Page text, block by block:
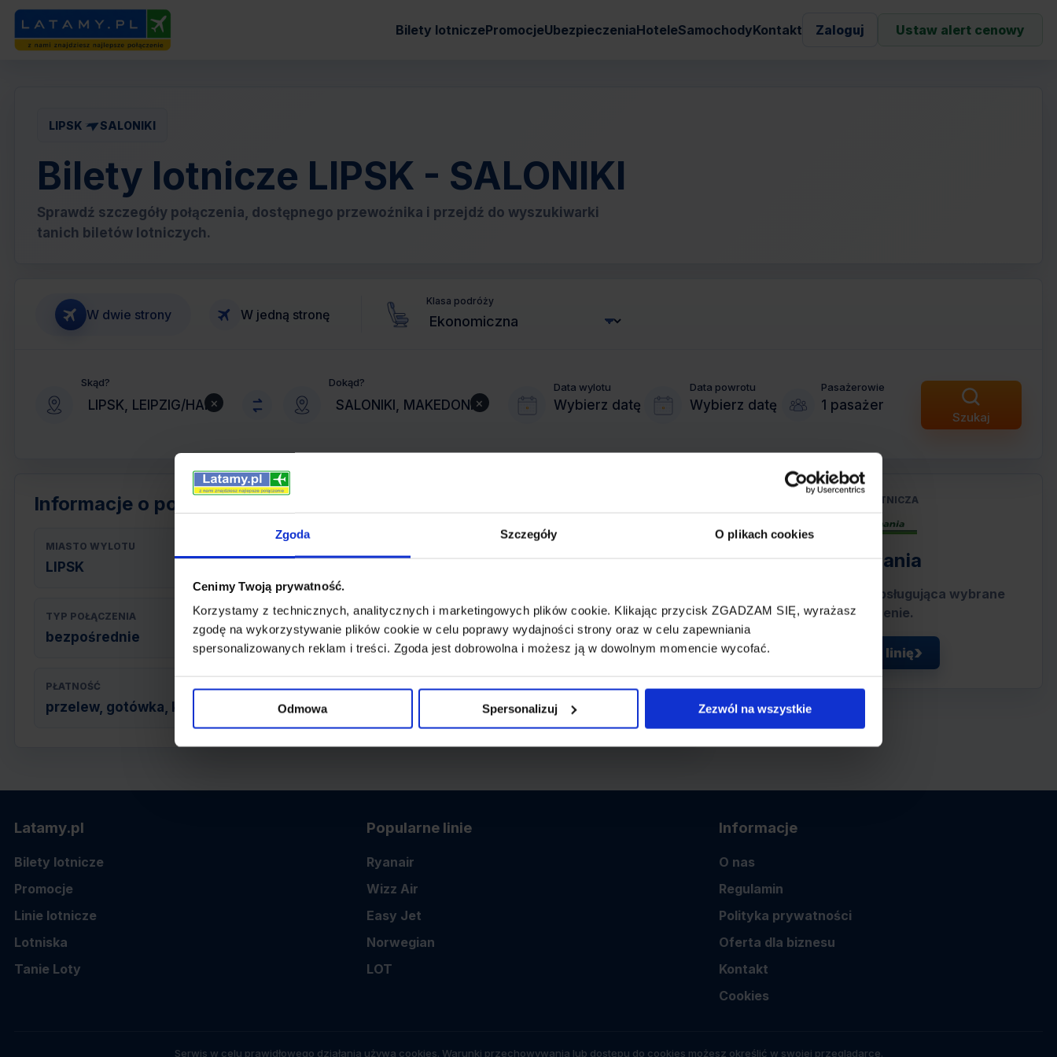
Zgoda Szczegóły O plikach cookies
Cenimy Twoją prywatność.
Korzystamy z technicznych, analitycznych i marketingowych plików cookie. Klikając przycisk ZGADZAM SIĘ, wyrażasz
zgodę na wykorzystywanie plików cookie w celu poprawy wydajności strony oraz w celu zapewniania
spersonalizowanych reklam i treści. Zgoda jest dobrowolna i możesz ją w dowolnym momencie wycofać.
Odmowa Spersonalizuj Zezwól na wszystkie
Bilety lotniczePromocjeUbezpieczeniaHoteleSamochodyKontakt Zaloguj Ustaw alert cenowy
LIPSK SALONIKI
Bilety lotnicze LIPSK - SALONIKI
Sprawdź szczegóły połączenia, dostępnego przewoźnika i przejdź do wyszukiwarki
tanich biletów lotniczych.
W dwie strony W jedną stronę
Klasa podróży
Skąd?
×
Dokąd?
×
Data wylotu
Wybierz datę
Data powrotu
Wybierz datę
Pasażerowie
1 pasażer
Szukaj
Informacje o połączeniu
MIASTO WYLOTU
LIPSK
TYP POŁĄCZENIA
bezpośrednie
REZERWACJA
online lub telefoniczna
PŁATNOŚĆ
przelew, gotówka, karta
LINIA LOTNICZA
Germania
Tania linia lotnicza obsługująca wybrane
połączenie.
Zobacz linię
Latamy.pl
Bilety lotnicze
Promocje
Linie lotnicze
Lotniska
Tanie Loty
Popularne linie
Ryanair
Wizz Air
Easy Jet
Norwegian
LOT
Informacje
O nas
Regulamin
Polityka prywatności
Oferta dla biznesu
Kontakt
Cookies
Serwis w celu prawidłowego działania używa cookies. Warunki przechowywania lub dostępu do cookies możesz określić w swojej przeglądarce.